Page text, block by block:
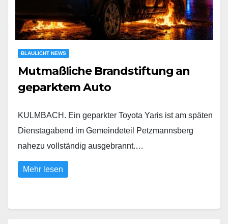
BLAULICHT NEWS
Mutmaßliche Brandstiftung an
geparktem Auto
KULMBACH. Ein geparkter Toyota Yaris ist am späten
Dienstagabend im Gemeindeteil Petzmannsberg
nahezu vollständig ausgebrannt.…
Mehr lesen